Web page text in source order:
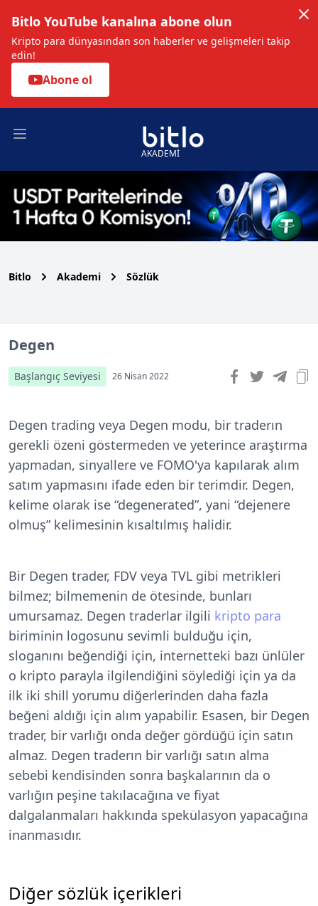
Bitlo YouTube kanalına abone olun
Kripto para dünyasından son haberler ve gelişmeleri takip
edin!
Abone ol
Open main menu
AKADEMİ
Bitlo Akademi Sözlük
Degen
Başlangıç Seviyesi 26 Nisan 2022
Degen trading veya Degen modu, bir traderın
gerekli özeni göstermeden ve yeterince araştırma
yapmadan, sinyallere ve FOMO'ya kapılarak alım
satım yapmasını ifade eden bir terimdir. Degen,
kelime olarak ise “degenerated”, yani “dejenere
olmuş” kelimesinin kısaltılmış halidir.
Bir Degen trader, FDV veya TVL gibi metrikleri
bilmez; bilmemenin de ötesinde, bunları
umursamaz. Degen traderlar ilgili kripto para
biriminin logosunu sevimli bulduğu için,
sloganını beğendiği için, internetteki bazı ünlüler
o kripto parayla ilgilendiğini söylediği için ya da
ilk iki shill yorumu diğerlerinden daha fazla
beğeni aldığı için alım yapabilir. Esasen, bir Degen
trader, bir varlığı onda değer gördüğü için satın
almaz. Degen traderın bir varlığı satın alma
sebebi kendisinden sonra başkalarının da o
varlığın peşine takılacağına ve fiyat
dalgalanmaları hakkında spekülasyon yapacağına
inanmasıdır.
Diğer sözlük içerikleri